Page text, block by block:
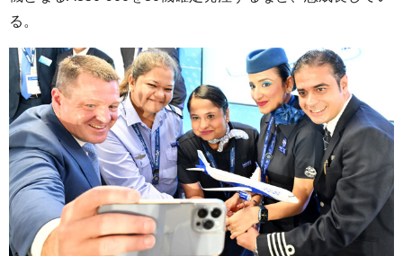
る。